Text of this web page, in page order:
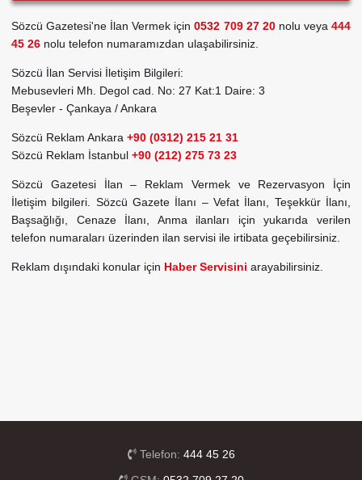
Sözcü Gazetesi'ne İlan Vermek için0532 709 27 20nolu veya444
45 26 nolu telefon numaramızdan ulaşabilirsiniz.
Sözcü İlan Servisi İletişim Bilgileri:
Mebusevleri Mh. Degol cad. No: 27 Kat:1 Daire: 3
Beşevler - Çankaya / Ankara
Sözcü Reklam Ankara +90 (0312) 215 21 31
Sözcü Reklam İstanbul +90 (212) 275 73 23
Sözcü Gazetesi İlan – Reklam Vermek ve Rezervasyon İçin
İletişim bilgileri. Sözcü Gazete İlanı – Vefat İlanı, Teşekkür İlanı,
Başsağlığı, Cenaze İlanı, Anma ilanları için yukarıda verilen
telefon numaraları üzerinden ilan servisi ile irtibata geçebilirsiniz.
Reklam dışındaki konular için Haber Servisini arayabilirsiniz.
Telefon: 444 45 26